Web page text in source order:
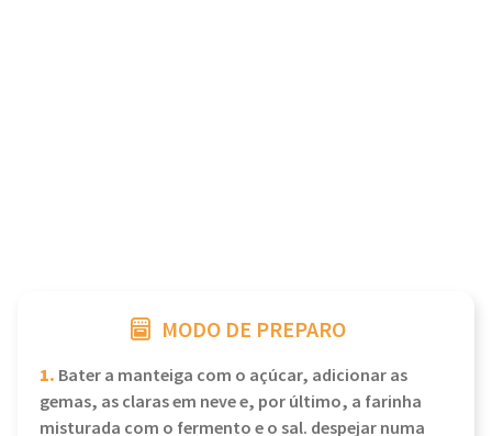
MODO DE PREPARO
1. Bater a manteiga com o açúcar, adicionar as
gemas, as claras em neve e, por último, a farinha
misturada com o fermento e o sal. despejar numa